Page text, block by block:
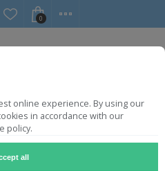
online experience. By using our
in accordance with our
policy.
all
0
MET